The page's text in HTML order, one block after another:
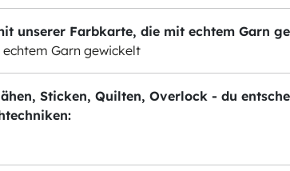
unserer Farbkarte, die mit echtem Garn
echtem Garn gewickelt
Sticken, Quilten, Overlock - du